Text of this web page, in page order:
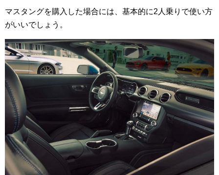
マスタングを購入した場合には、基本的に2人乗りで使い方
がいいでしょう。